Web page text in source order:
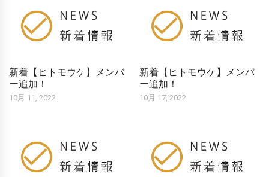
新着【ヒトモウケ】メンバ
ー追加！
10月 11, 2022
新着【ヒトモウケ】メンバ
ー追加！
10月 17, 2022